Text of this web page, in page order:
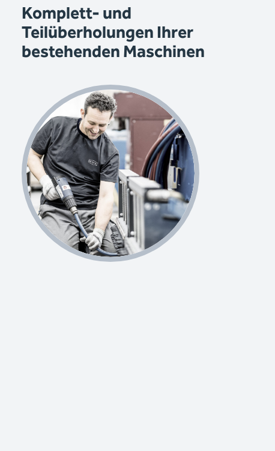
Komplett- und
Teilüberholungen Ihrer
bestehenden Maschinen